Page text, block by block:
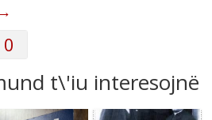
→
0
t\'iu interesojnë